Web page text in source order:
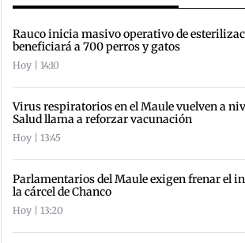
Rauco inicia masivo operativo de
beneficiará a 700 perros y gatos
Hoy | 14:10
Virus respiratorios en el Maule vuelven a
Salud llama a reforzar vacunación
Hoy | 13:45
Parlamentarios del Maule exigen frenar el
la cárcel de Chanco
Hoy | 13:20